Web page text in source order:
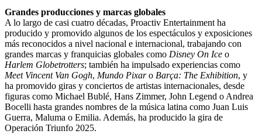
Grandes producciones y marcas globales
A lo largo de casi cuatro décadas, Proactiv Entertainment ha
producido y promovido algunos de los espectáculos y exposiciones
más reconocidos a nivel nacional e internacional, trabajando con
grandes marcas y franquicias globales como Disney On Ice o
Harlem Globetrotters; también ha impulsado experiencias como
Meet Vincent Van Gogh, Mundo Pixaro Barça: The Exhibition, y
ha promovido giras y conciertos de artistas internacionales, desde
figuras como Michael Bublé, Hans Zimmer, John Legend o Andrea
Bocelli hasta grandes nombres de la música latina como Juan Luis
Guerra, Maluma o Emilia. Además, ha producido la gira de
Operación Triunfo 2025.